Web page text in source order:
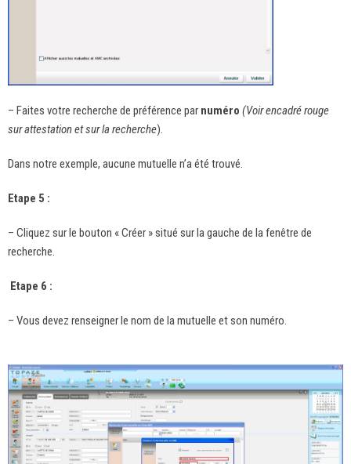
– Faites votre recherche de préférence par numéro (Voir encadré rouge
sur attestation et sur la recherche).
Dans notre exemple, aucune mutuelle n’a été trouvé.
Etape 5 :
– Cliquez sur le bouton « Créer » situé sur la gauche de la fenêtre de
recherche.
Etape 6 :
– Vous devez renseigner le nom de la mutuelle et son numéro.